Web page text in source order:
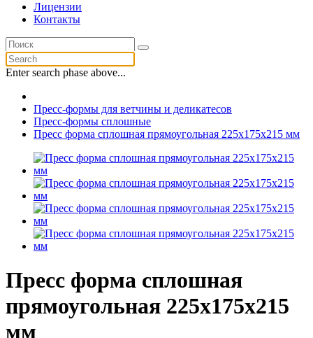
Лицензии
Контакты
Enter search phase above...
Пресс-формы для ветчины и деликатесов
Пресс-формы сплошные
Пресс форма сплошная прямоугольная 225х175х215 мм
Пресс форма сплошная
прямоугольная 225х175х215
мм